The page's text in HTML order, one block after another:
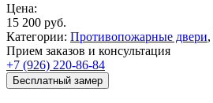
Цена:
15 200 руб.
Категории: Противопожарные двери,
Прием заказов и консультация
+7 (926) 220-86-84
Бесплатный замер